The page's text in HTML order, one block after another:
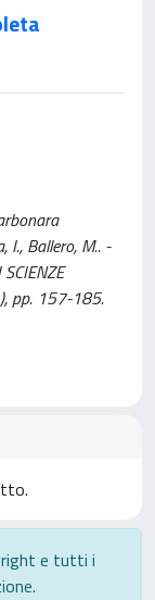
I., Ballero, M.. -
pp. 157-185.
e tutti i